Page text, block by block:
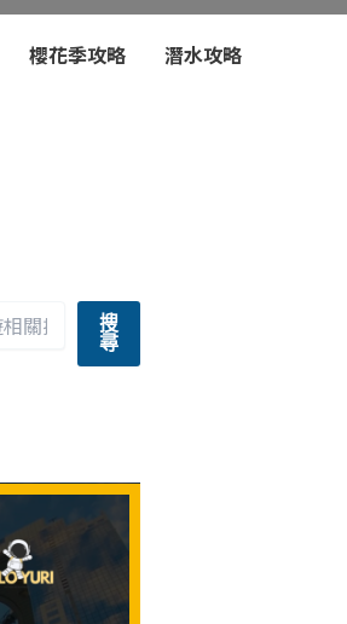
櫻花季攻略 潛水攻略
搜
尋